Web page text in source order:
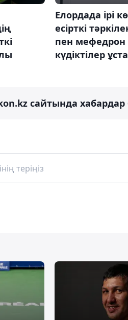
Елордада ірі
есірткі
пен мефедрон
күдіктілер
сайтында